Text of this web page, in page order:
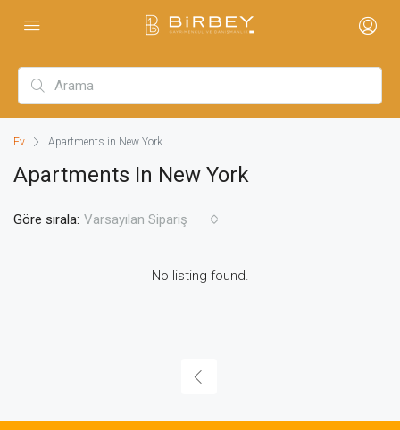
Ev Apartments in New York
Apartments In New York
Göre sırala: Varsayılan Sipariş
No listing found.